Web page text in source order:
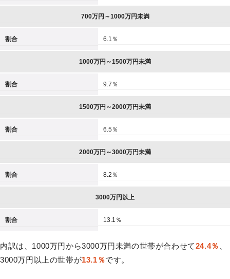
700万円～1000万円未満
割合 6.1％
1000万円～1500万円未満
割合 9.7％
1500万円～2000万円未満
割合 6.5％
2000万円～3000万円未満
割合 8.2％
3000万円以上
割合 13.1％
内訳は、1000万円から3000万円未満の世帯が合わせて24.4％
3000万円以上の世帯が13.1％です。